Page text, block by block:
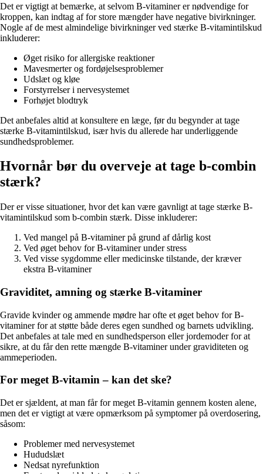
Det er vigtigt at bemærke, at selvom B-vitaminer er nødvendige for
kroppen, kan indtag af for store mængder have negative bivirkninger.
Nogle af de mest almindelige bivirkninger ved stærke B-vitamintilskud
inkluderer:
Øget risiko for allergiske reaktioner
Mavesmerter og fordøjelsesproblemer
Udslæt og kløe
Forstyrrelser i nervesystemet
Forhøjet blodtryk
Det anbefales altid at konsultere en læge, før du begynder at tage
stærke B-vitamintilskud, især hvis du allerede har underliggende
sundhedsproblemer.
Hvornår bør du overveje at tage b-combin
stærk?
Der er visse situationer, hvor det kan være gavnligt at tage stærke B-
vitamintilskud som b-combin stærk. Disse inkluderer:
Ved mangel på B-vitaminer på grund af dårlig kost
Ved øget behov for B-vitaminer under stress
Ved visse sygdomme eller medicinske tilstande, der kræver
ekstra B-vitaminer
Graviditet, amning og stærke B-vitaminer
Gravide kvinder og ammende mødre har ofte et øget behov for B-
vitaminer for at støtte både deres egen sundhed og barnets udvikling.
Det anbefales at tale med en sundhedsperson eller jordemoder for at
sikre, at du får den rette mængde B-vitaminer under graviditeten og
ammeperioden.
For meget B-vitamin – kan det ske?
Det er sjældent, at man får for meget B-vitamin gennem kosten alene,
men det er vigtigt at være opmærksom på symptomer på overdosering,
såsom:
Problemer med nervesystemet
Hududslæt
Nedsat nyrefunktion